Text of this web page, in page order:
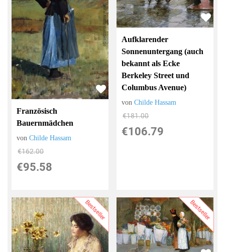
Französisch
Bauernmädchen
vonChilde Hassam
€162.00
€95.58
Aufklarender
Sonnenuntergang (auch
bekannt als Ecke
Berkeley Street und
Columbus Avenue)
vonChilde Hassam
€181.00
€106.79
Bestseller Bestseller